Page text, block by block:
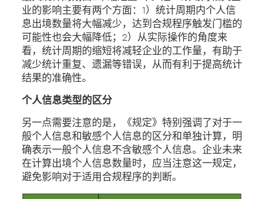
业的影响主要有两个方面：1）统计周期内个人信
息出境数量将大幅减少，达到合规程序触发门槛的
可能性也会大幅降低；2）从实际操作的角度来
看，统计周期的缩短将减轻企业的工作量，有助于
减少统计重复、遗漏等错误，从而有利于提高统计
结果的准确性。
个人信息类型的区分
另一点需要注意的是，《规定》特别强调了对于一
般个人信息和敏感个人信息的区分和单独计算，明
确表示一般个人信息不含敏感个人信息。企业未来
在计算出境个人信息数量时，应当注意这一规定，
避免影响对于适用合规程序的判断。